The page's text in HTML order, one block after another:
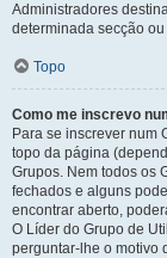
Administradores
determinada secção
Topo
Como me inscrevo
Para se inscrever num
topo da página
Grupos. Nem todos os
fechados e alguns
encontrar aberto,
O Líder do Grupo de
perguntar-lhe o motivo